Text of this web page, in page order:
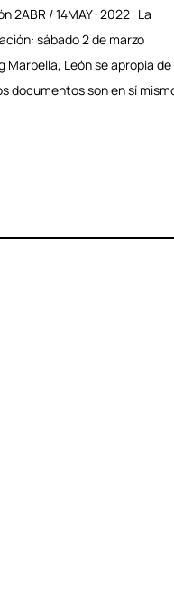
2ABR / 14MAY · 2022 La
sábado 2 de marzo
Marbella, León se apropia de
documentos son en sí